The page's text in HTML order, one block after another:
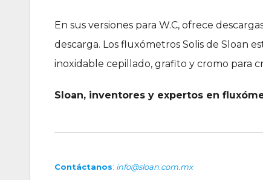
En sus versiones para W.C, ofrece
descarga. Los fluxómetros Solis de Sloan
inoxidable cepillado, grafito y cromo para
Sloan, inventores y expertos en
Contáctanos: info@sloan.com.mx